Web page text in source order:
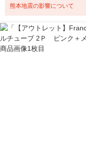
熊本地震の影響について